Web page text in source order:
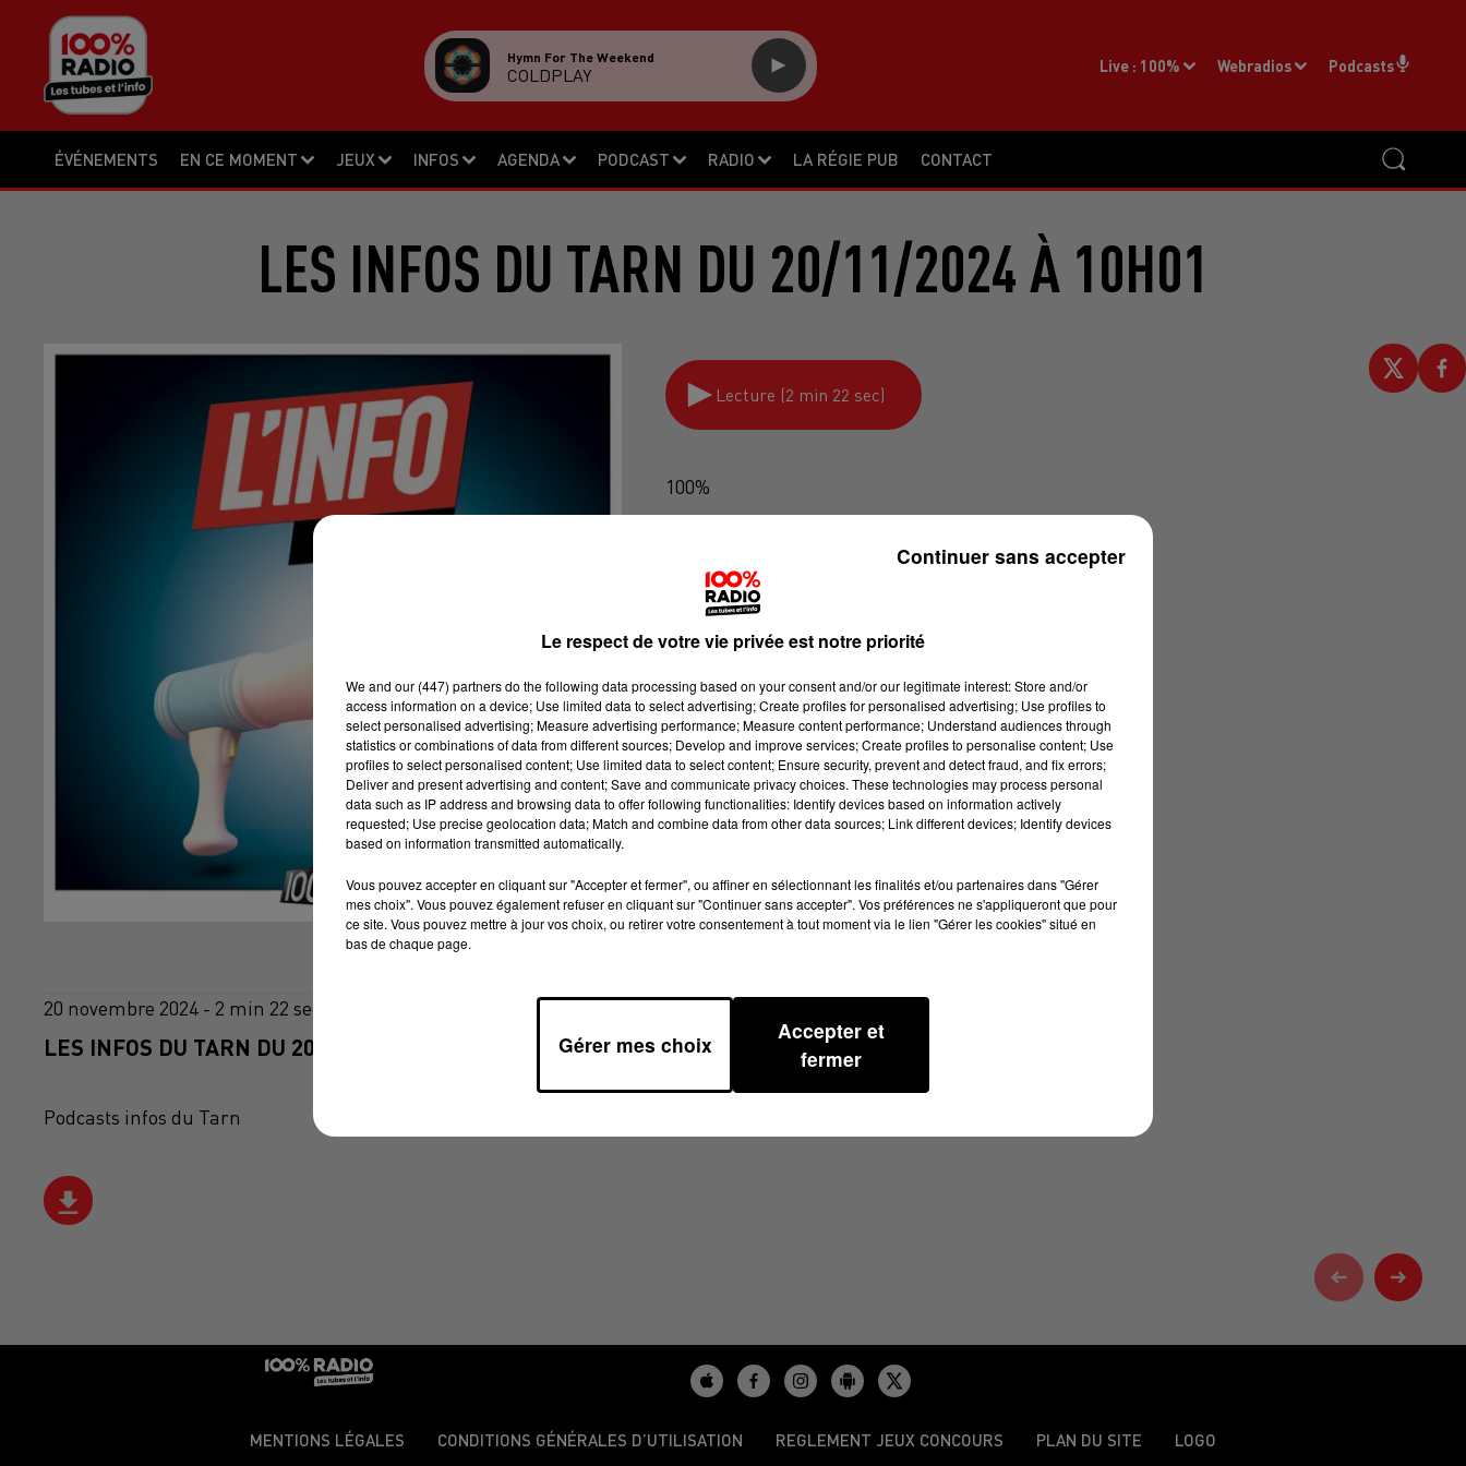
ÉVÉNEMENTS EN CE MOMENT JEUX INFOS AGENDA PODCAST RADIO LA RÉGIE PUB CONTACT
Live : 100% Webradios Podcasts
Hymn For The Weekend
COLDPLAY
LES INFOS DU TARN DU 20/11/2024 À 10H01
Lecture (2 min 22 sec)
100%
20 novembre 2024 - 2 min 22 sec
LES INFOS DU TARN DU 20/11/2024 À 10H01
Podcasts infos du Tarn
MENTIONS LÉGALES CONDITIONS GÉNÉRALES D’UTILISATION REGLEMENT JEUX CONCOURS PLAN DU SITE LOGO
Le respect de votre vie privée est notre priorité
We and our (447) partnersdo the following data processing based on your consent and/or our legitimate interest: Store and/or
access information on a device; Use limited data to select advertising; Create profiles for personalised advertising; Use profiles to
select personalised advertising; Measure advertising performance; Measure content performance; Understand audiences through
statistics or combinations of data from different sources; Develop and improve services; Create profiles to personalise content; Use
profiles to select personalised content; Use limited data to select content; Ensure security, prevent and detect fraud, and fix errors;
Deliver and present advertising and content; Save and communicate privacy choices. These technologies may process personal
data such as IP address and browsing data to offer following functionalities: Identify devices based on information actively
requested; Use precise geolocation data; Match and combine data from other data sources; Link different devices; Identify devices
based on information transmitted automatically.
Vous pouvez accepter en cliquant sur "Accepter et fermer", ou affiner en sélectionnant les finalités et/ou partenaires dans "Gérer
mes choix". Vous pouvez également refuser en cliquant sur "Continuer sans accepter". Vos préférences ne s'appliqueront que pour
ce site. Vous pouvez mettre à jour vos choix, ou retirer votre consentement à tout moment via le lien "Gérer les cookies" situé en
bas de chaque page.
Gérer mes choix
Accepter et
fermer
Continuer sans accepter